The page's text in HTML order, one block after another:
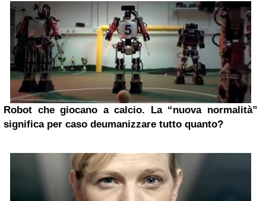
Robot che giocano a calcio. La “nuova normalità”
significa per caso deumanizzare tutto quanto?